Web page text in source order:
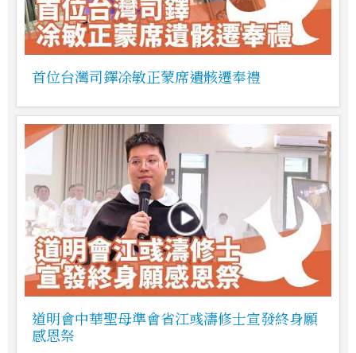
首位台灣司鐸凃敏正蒙席遺骸遷奉禮
道明會中華聖母準會省江彧濤修士宣發終身願
感恩祭